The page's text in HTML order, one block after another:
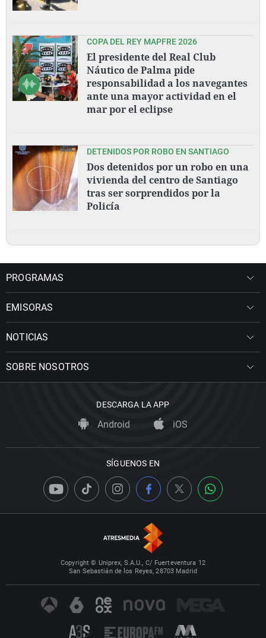
COPA DEL REY MAPFRE 2026
El presidente del Real Club
Náutico de Palma pide
responsabilidad a los navegantes
ante una mayor actividad en el
mar por el eclipse
DETENIDOS POR ROBO EN SANTIAGO
Dos detenidos por un robo en una
vivienda del centro de Santiago
tras ser sorprendidos por la
Policía
PROGRAMAS
EMISORAS
NOTICIAS
SOBRE NOSOTROS
DESCARGA LA APP
Android iOS
SÍGUENOS EN
Copyright © Uniprex, S.A.U., C/ Fuerteventura 12
San Sebastián de los Reyes, 28703 Madrid